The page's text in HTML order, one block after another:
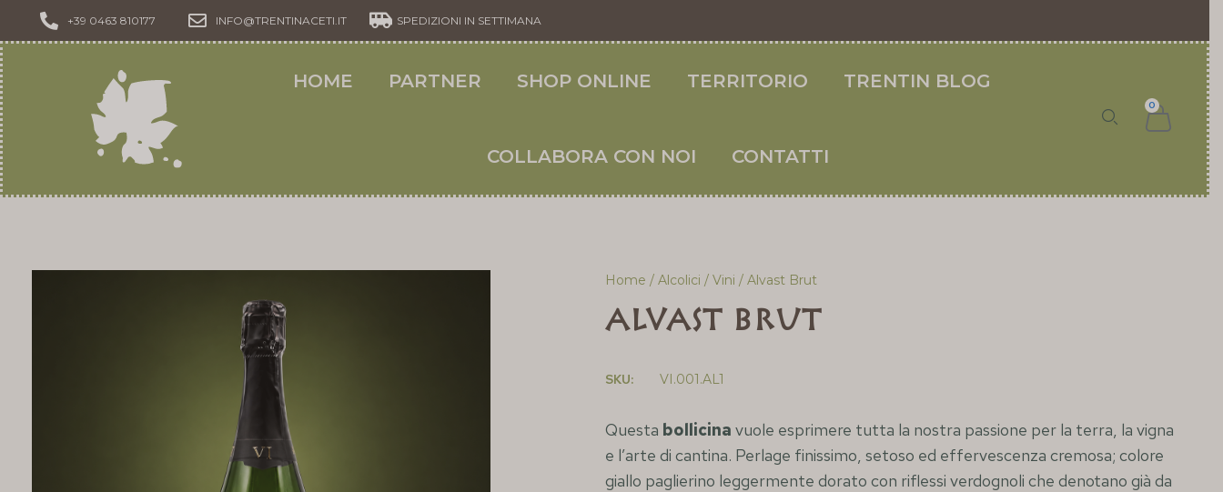
+39 0463 810177 INFO@TRENTINACETI.IT SPEDIZIONI IN SETTIMANA
HOME PARTNER SHOP ONLINE TERRITORIO TRENTIN BLOG
COLLABORA CON NOI CONTATTI
0
Home / Alcolici / Vini / Alvast Brut
Alvast Brut
SKU: VI.001.AL1
Questa bollicina vuole esprimere tutta la nostra passione per la terra, la vigna
e l’arte di cantina. Perlage finissimo, setoso ed effervescenza cremosa; colore
giallo paglierino leggermente dorato con riflessi verdognoli che denotano già da